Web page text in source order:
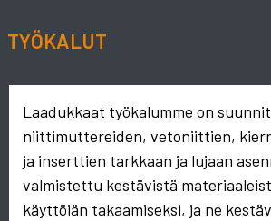
TYÖKALUT
Laadukkaat työkalumme on
niittimuttereiden, vetoniittien,
ja inserttien tarkkaan ja lujaan
valmistettu kestävistä
käyttöiän takaamiseksi, ja ne